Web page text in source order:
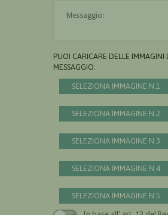
PUOI CARICARE DELLE IMMAGINI
MESSAGGIO:
SELEZIONA IMMAGINE N.1
SELEZIONA IMMAGINE N.2
SELEZIONA IMMAGINE N.3
SELEZIONA IMMAGINE N.4
SELEZIONA IMMAGINE N.5